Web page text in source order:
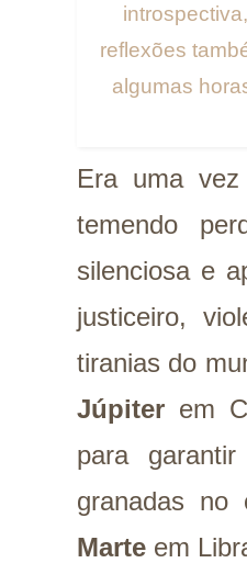
reflexões
algumas
Era uma vez
temendo
silenciosa e
justiceiro,
tiranias do
Júpiter em
para
granadas
Marte em